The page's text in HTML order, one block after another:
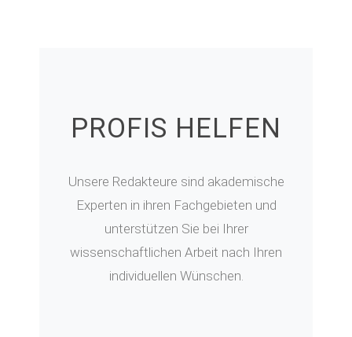
PROFIS HELFEN
Unsere Redakteure sind akademische
Experten in ihren Fachgebieten und
unterstützen Sie bei Ihrer
wissenschaftlichen Arbeit nach Ihren
individuellen Wünschen.